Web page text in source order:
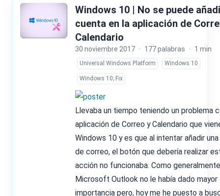
Windows 10 | No se puede
cuenta en la aplicación de
Calendario
30 noviembre 2017 · 177 palabras · 1 min
Universal Windows Platform Windows 10
Windows 10; Fix
Llevaba un tiempo teniendo un problema
aplicación de Correo y Calendario que
Windows 10 y es que al intentar añadir
de correo, el botón que debería realizar
acción no funcionaba. Como
Microsoft Outlook no le había dado mayor
importancia pero, hoy me he puesto a